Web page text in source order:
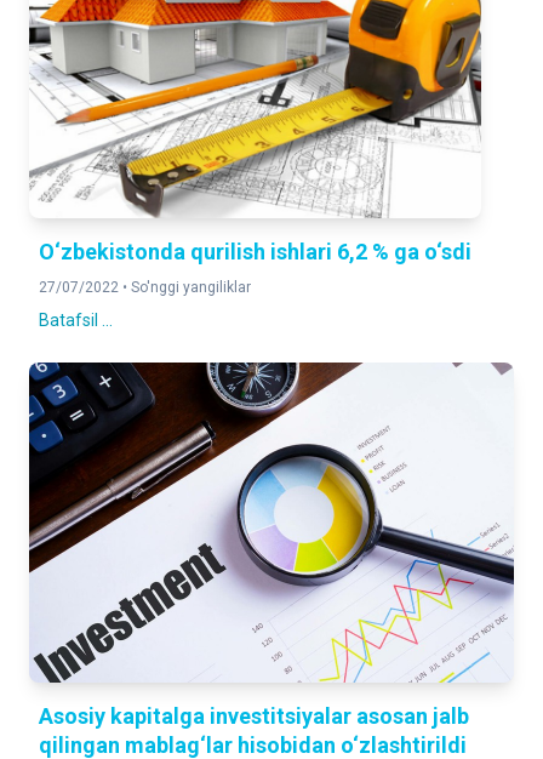
O‘zbekistonda qurilish ishlari 6,2 % ga o‘sdi
27/07/2022 • So'nggi yangiliklar
Batafsil ...
Asosiy kapitalga investitsiyalar asosan jalb
qilingan mablag‘lar hisobidan o‘zlashtirildi